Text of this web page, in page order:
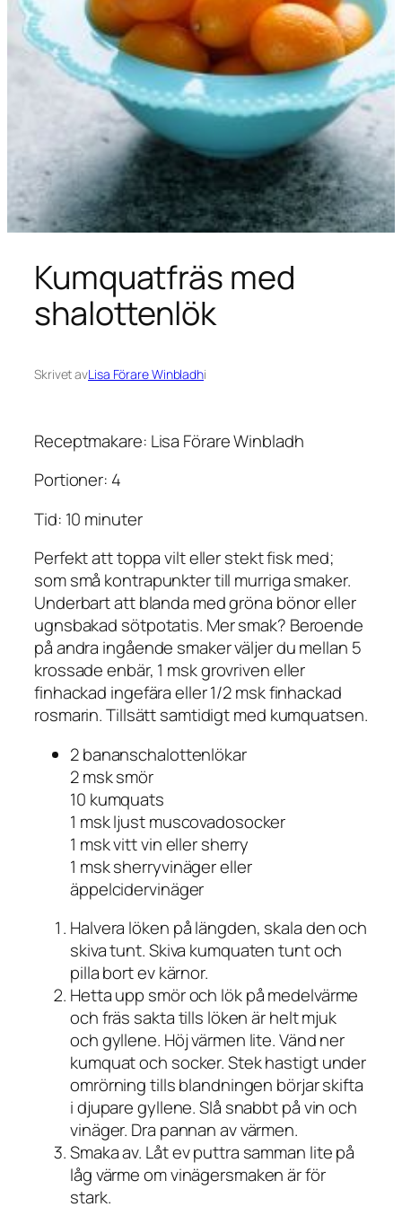
Kumquatfräs med
shalottenlök
Skrivet avLisa Förare Winbladhi
Receptmakare: Lisa Förare Winbladh
Portioner: 4
Tid: 10 minuter
Perfekt att toppa vilt eller stekt fisk med;
som små kontrapunkter till murriga smaker.
Underbart att blanda med gröna bönor eller
ugnsbakad sötpotatis. Mer smak? Beroende
på andra ingående smaker väljer du mellan 5
krossade enbär, 1 msk grovriven eller
finhackad ingefära eller 1/2 msk finhackad
rosmarin. Tillsätt samtidigt med kumquatsen.
2 bananschalottenlökar
2 msk smör
10 kumquats
1 msk ljust muscovadosocker
1 msk vitt vin eller sherry
1 msk sherryvinäger eller
äppelcidervinäger
Halvera löken på längden, skala den och
skiva tunt. Skiva kumquaten tunt och
pilla bort ev kärnor.
Hetta upp smör och lök på medelvärme
och fräs sakta tills löken är helt mjuk
och gyllene. Höj värmen lite. Vänd ner
kumquat och socker. Stek hastigt under
omrörning tills blandningen börjar skifta
i djupare gyllene. Slå snabbt på vin och
vinäger. Dra pannan av värmen.
Smaka av. Låt ev puttra samman lite på
låg värme om vinägersmaken är för
stark.